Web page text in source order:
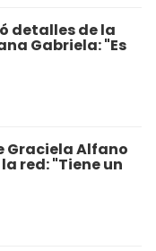
detalles de la
Gabriela: "Es
Graciela Alfano
red: "Tiene un